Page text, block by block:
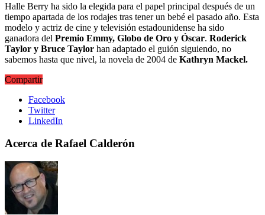
Halle Berry ha sido la elegida para el papel principal después de un
tiempo apartada de los rodajes tras tener un bebé el pasado año. Esta
modelo y actriz de cine y televisión estadounidense ha sido
ganadora del Premio Emmy, Globo de Oro y Óscar. Roderick
Taylor y Bruce Taylor han adaptado el guión siguiendo, no
sabemos hasta que nivel, la novela de 2004 de Kathryn Mackel.
Compartir
Facebook
Twitter
LinkedIn
Acerca de Rafael Calderón